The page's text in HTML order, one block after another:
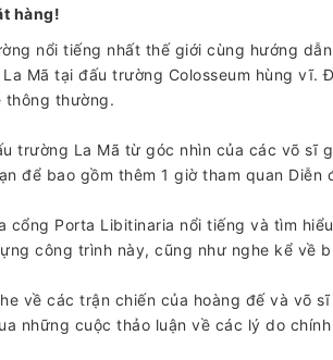
hàng!
nổi tiếng nhất thế giới cùng hướng
Mã tại đấu trường Colosseum hùng vĩ.
thông thường.
trường La Mã từ góc nhìn của các võ sĩ
để bao gồm thêm 1 giờ tham quan Diễn
cổng Porta Libitinaria nổi tiếng và tìm
công trình này, cũng như nghe kể về
về các trận chiến của hoàng đế và võ
những cuộc thảo luận về các lý do